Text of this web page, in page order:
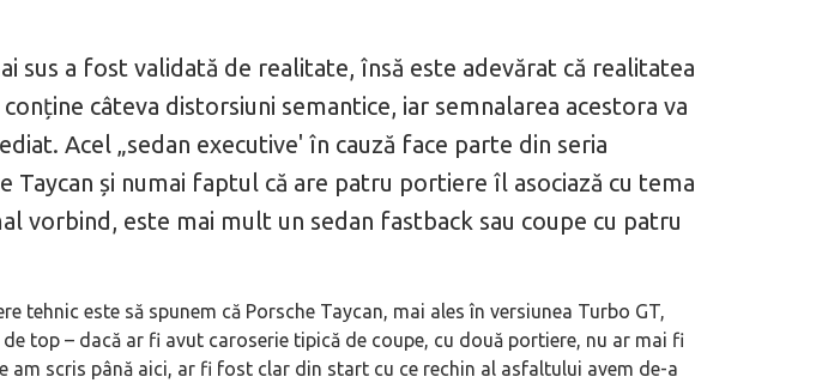
sus a fost validată de realitate, însă este adevărat că realitatea
câteva distorsiuni semantice, iar semnalarea acestora va
Acel „sedan executive' în cauză face parte din seria
Taycan și numai faptul că are patru portiere îl asociază cu tema
vorbind, este mai mult un sedan fastback sau coupe cu patru
tehnic este să spunem că Porsche Taycan, mai ales în versiunea Turbo GT,
top – dacă ar fi avut caroserie tipică de coupe, cu două portiere, nu ar mai fi
am scris până aici, ar fi fost clar din start cu ce rechin al asfaltului avem de-a